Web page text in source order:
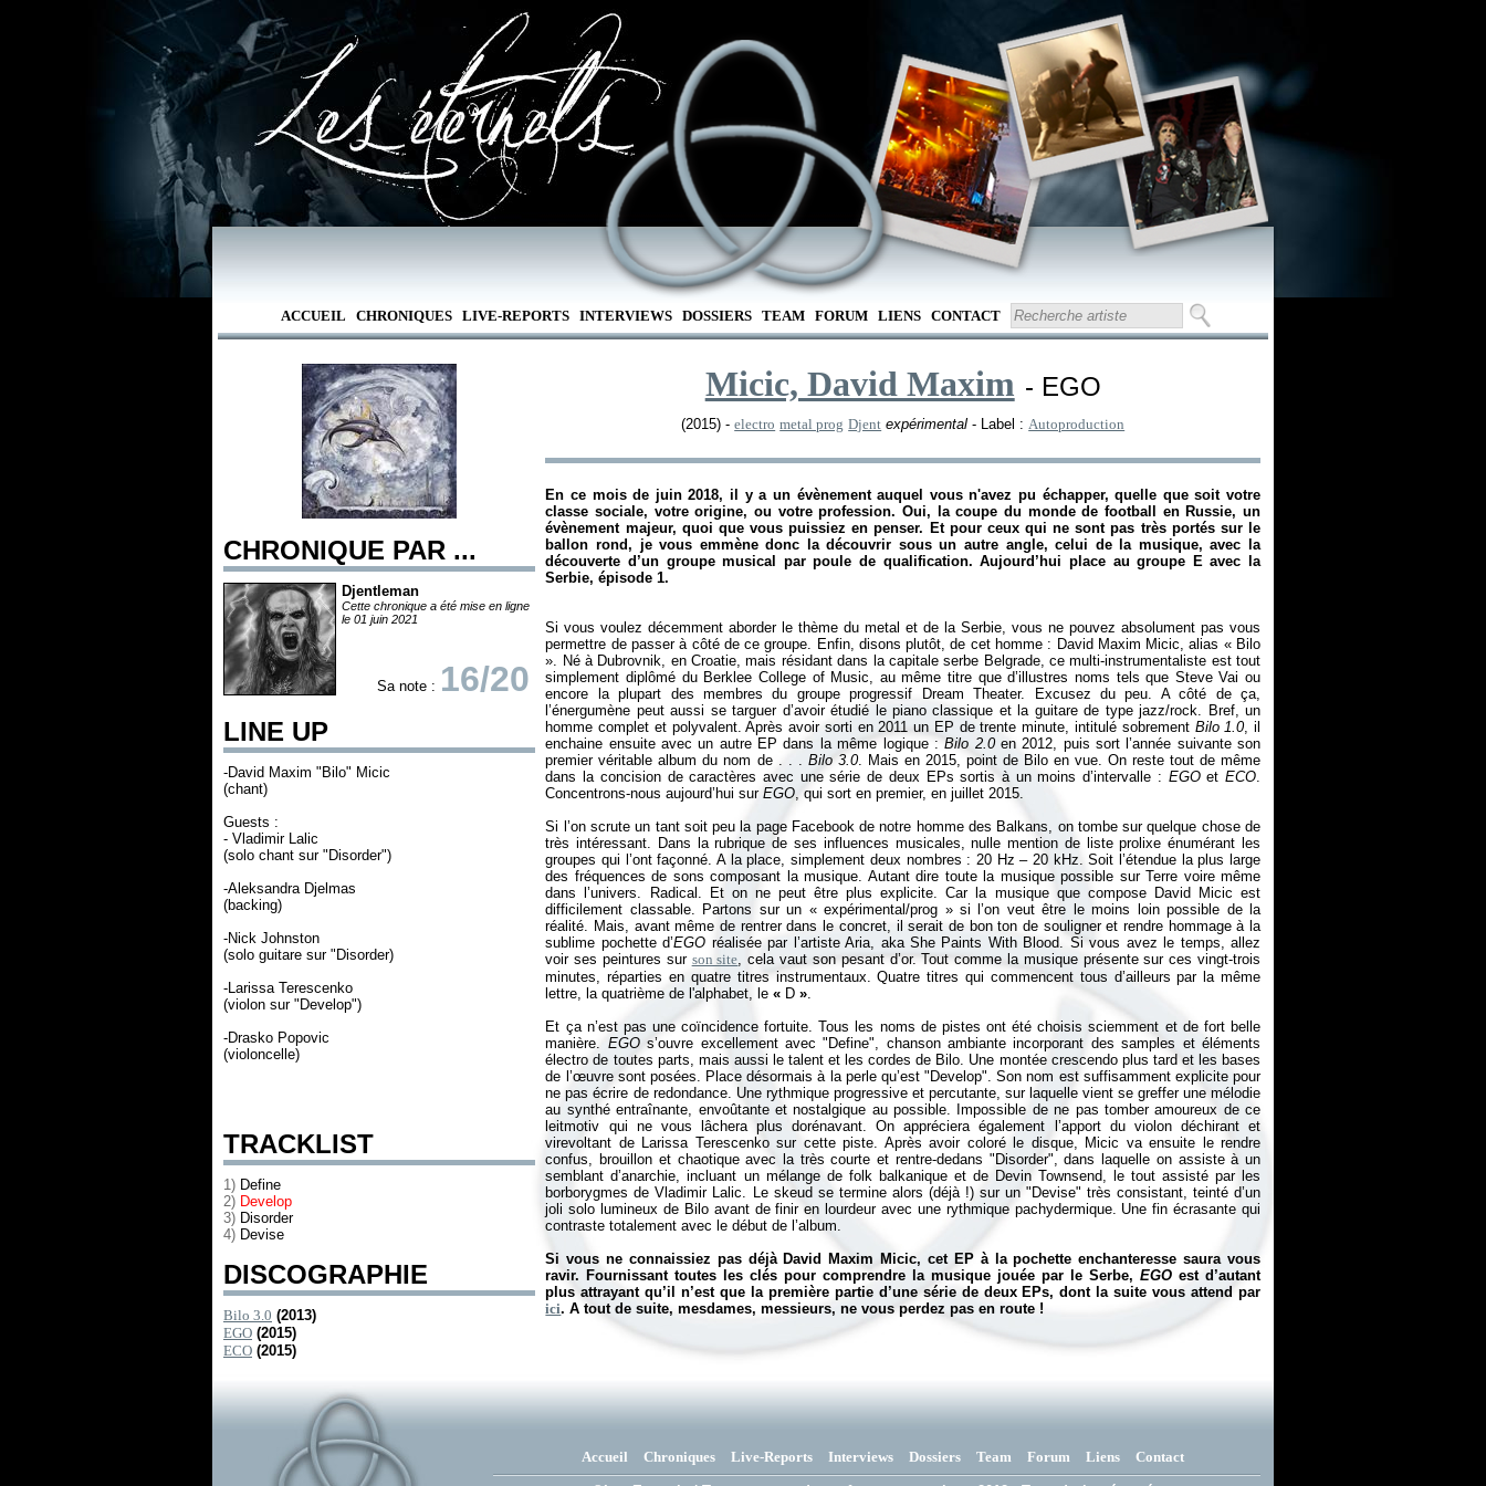
ACCUEIL CHRONIQUES LIVE-REPORTS INTERVIEWS DOSSIERS TEAM FORUM LIENS CONTACT
CHRONIQUE PAR ...
Djentleman
Cette chronique a été mise en ligne
le 01 juin 2021
Sa note : 16/20
LINE UP
-David Maxim "Bilo" Micic
(chant)
Guests :
- Vladimir Lalic
(solo chant sur "Disorder")
-Aleksandra Djelmas
(backing)
-Nick Johnston
(solo guitare sur "Disorder)
-Larissa Terescenko
(violon sur "Develop")
-Drasko Popovic
(violoncelle)
TRACKLIST
1) Define
2) Develop
3) Disorder
4) Devise
DISCOGRAPHIE
Bilo 3.0 (2013)
EGO (2015)
ECO (2015)
Micic, David Maxim - EGO
(2015) -electro metal prog Djent expérimental - Label :Autoproduction
En ce mois de juin 2018, il y a un évènement auquel vous n'avez pu échapper, quelle que soit votre
classe sociale, votre origine, ou votre profession. Oui, la coupe du monde de football en Russie, un
évènement majeur, quoi que vous puissiez en penser. Et pour ceux qui ne sont pas très portés sur le
ballon rond, je vous emmène donc la découvrir sous un autre angle, celui de la musique, avec la
découverte d’un groupe musical par poule de qualification. Aujourd’hui place au groupe E avec la
Serbie, épisode 1.
Si vous voulez décemment aborder le thème du metal et de la Serbie, vous ne pouvez absolument pas vous
permettre de passer à côté de ce groupe. Enfin, disons plutôt, de cet homme : David Maxim Micic, alias « Bilo
». Né à Dubrovnik, en Croatie, mais résidant dans la capitale serbe Belgrade, ce multi-instrumentaliste est tout
simplement diplômé du Berklee College of Music, au même titre que d’illustres noms tels que Steve Vai ou
encore la plupart des membres du groupe progressif Dream Theater. Excusez du peu. A côté de ça,
l’énergumène peut aussi se targuer d’avoir étudié le piano classique et la guitare de type jazz/rock. Bref, un
homme complet et polyvalent. Après avoir sorti en 2011 un EP de trente minute, intitulé sobrement Bilo 1.0, il
enchaine ensuite avec un autre EP dans la même logique :Bilo 2.0en 2012, puis sort l’année suivante son
premier véritable album du nom de . . . Bilo 3.0. Mais en 2015, point de Bilo en vue. On reste tout de même
dans la concision de caractères avec une série de deux EPs sortis à un moins d’intervalle : EGOetECO.
Concentrons-nous aujourd’hui surEGO, qui sort en premier, en juillet 2015.
Si l’on scrute un tant soit peu la page Facebook de notre homme des Balkans, on tombe sur quelque chose de
très intéressant. Dans la rubrique de ses influences musicales, nulle mention de liste prolixe énumérant les
groupes qui l’ont façonné. A la place, simplement deux nombres : 20 Hz – 20 kHz. Soit l’étendue la plus large
des fréquences de sons composant la musique. Autant dire toute la musique possible sur Terre voire même
dans l’univers. Radical. Et on ne peut être plus explicite. Car la musique que compose David Micic est
difficilement classable. Partons sur un «expérimental/prog » si l’on veut être le moins loin possible de la
réalité. Mais, avant même de rentrer dans le concret, il serait de bon ton de souligner et rendre hommage à la
sublime pochette d’EGO réalisée par l’artiste Aria, aka She Paints With Blood. Si vous avez le temps, allez
voir ses peintures sur son site, cela vaut son pesant d’or. Tout comme la musique présente sur ces vingt-trois
minutes, réparties en quatre titres instrumentaux. Quatre titres qui commencent tous d’ailleurs par la même
lettre, la quatrième de l'alphabet, le« D».
Et ça n’est pas une coïncidence fortuite. Tous les noms de pistes ont été choisis sciemment et de fort belle
manière. EGOs’ouvre excellement avec "Define", chanson ambiante incorporant des samples et éléments
électro de toutes parts, mais aussi le talent et les cordes de Bilo. Une montée crescendo plus tard et les bases
de l’œuvre sont posées. Place désormais à la perle qu’est "Develop". Son nom est suffisamment explicite pour
ne pas écrire de redondance. Une rythmique progressive et percutante, sur laquelle vient se greffer une mélodie
au synthé entraînante, envoûtante et nostalgique au possible. Impossible de ne pas tomber amoureux de ce
leitmotiv qui ne vous lâchera plus dorénavant. On appréciera également l’apport du violon déchirant et
virevoltant de Larissa Terescenko sur cette piste. Après avoir coloré le disque, Micic va ensuite le rendre
confus, brouillon et chaotique avec la très courte et rentre-dedans "Disorder", dans laquelle on assiste à un
semblant d’anarchie, incluant un mélange de folk balkanique et de Devin Townsend, le tout assisté par les
borborygmes de Vladimir Lalic. Le skeud se termine alors (déjà !) sur un "Devise" très consistant, teinté d’un
joli solo lumineux de Bilo avant de finir en lourdeur avec une rythmique pachydermique. Une fin écrasante qui
contraste totalement avec le début de l’album.
Si vous ne connaissiez pas déjà David Maxim Micic, cet EP à la pochette enchanteresse saura vous
ravir. Fournissant toutes les clés pour comprendre la musique jouée par le Serbe,EGO est d’autant
plus attrayant qu’il n’est que la première partie d’une série de deux EPs, dont la suite vous attend par
ici. A tout de suite, mesdames, messieurs, ne vous perdez pas en route !
Accueil Chroniques Live-Reports Interviews Dossiers Team Forum Liens Contact